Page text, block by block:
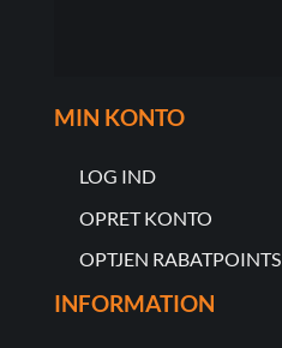
MIN KONTO
LOG IND
OPRET KONTO
OPTJEN RABATPOINTS
INFORMATION